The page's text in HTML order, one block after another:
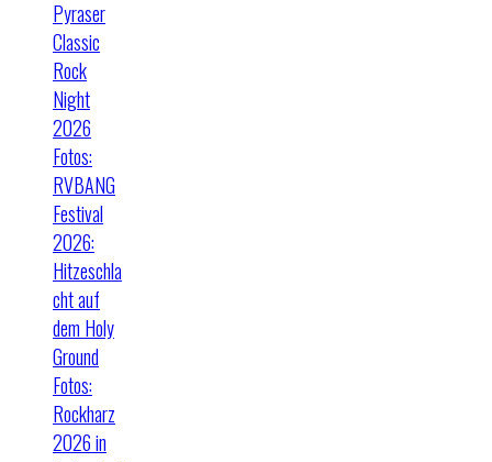
Pyraser
Classic
Rock
Night
2026
Fotos:
RVBANG
Festival
2026:
Hitzeschla
cht auf
dem Holy
Ground
Fotos:
Rockharz
2026 in